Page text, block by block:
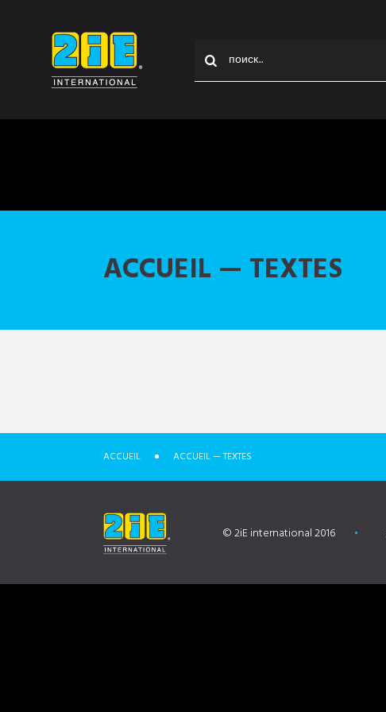
ACCUEIL — TEXTES
ACCUEIL ACCUEIL — TEXTES
© 2iE international 2016